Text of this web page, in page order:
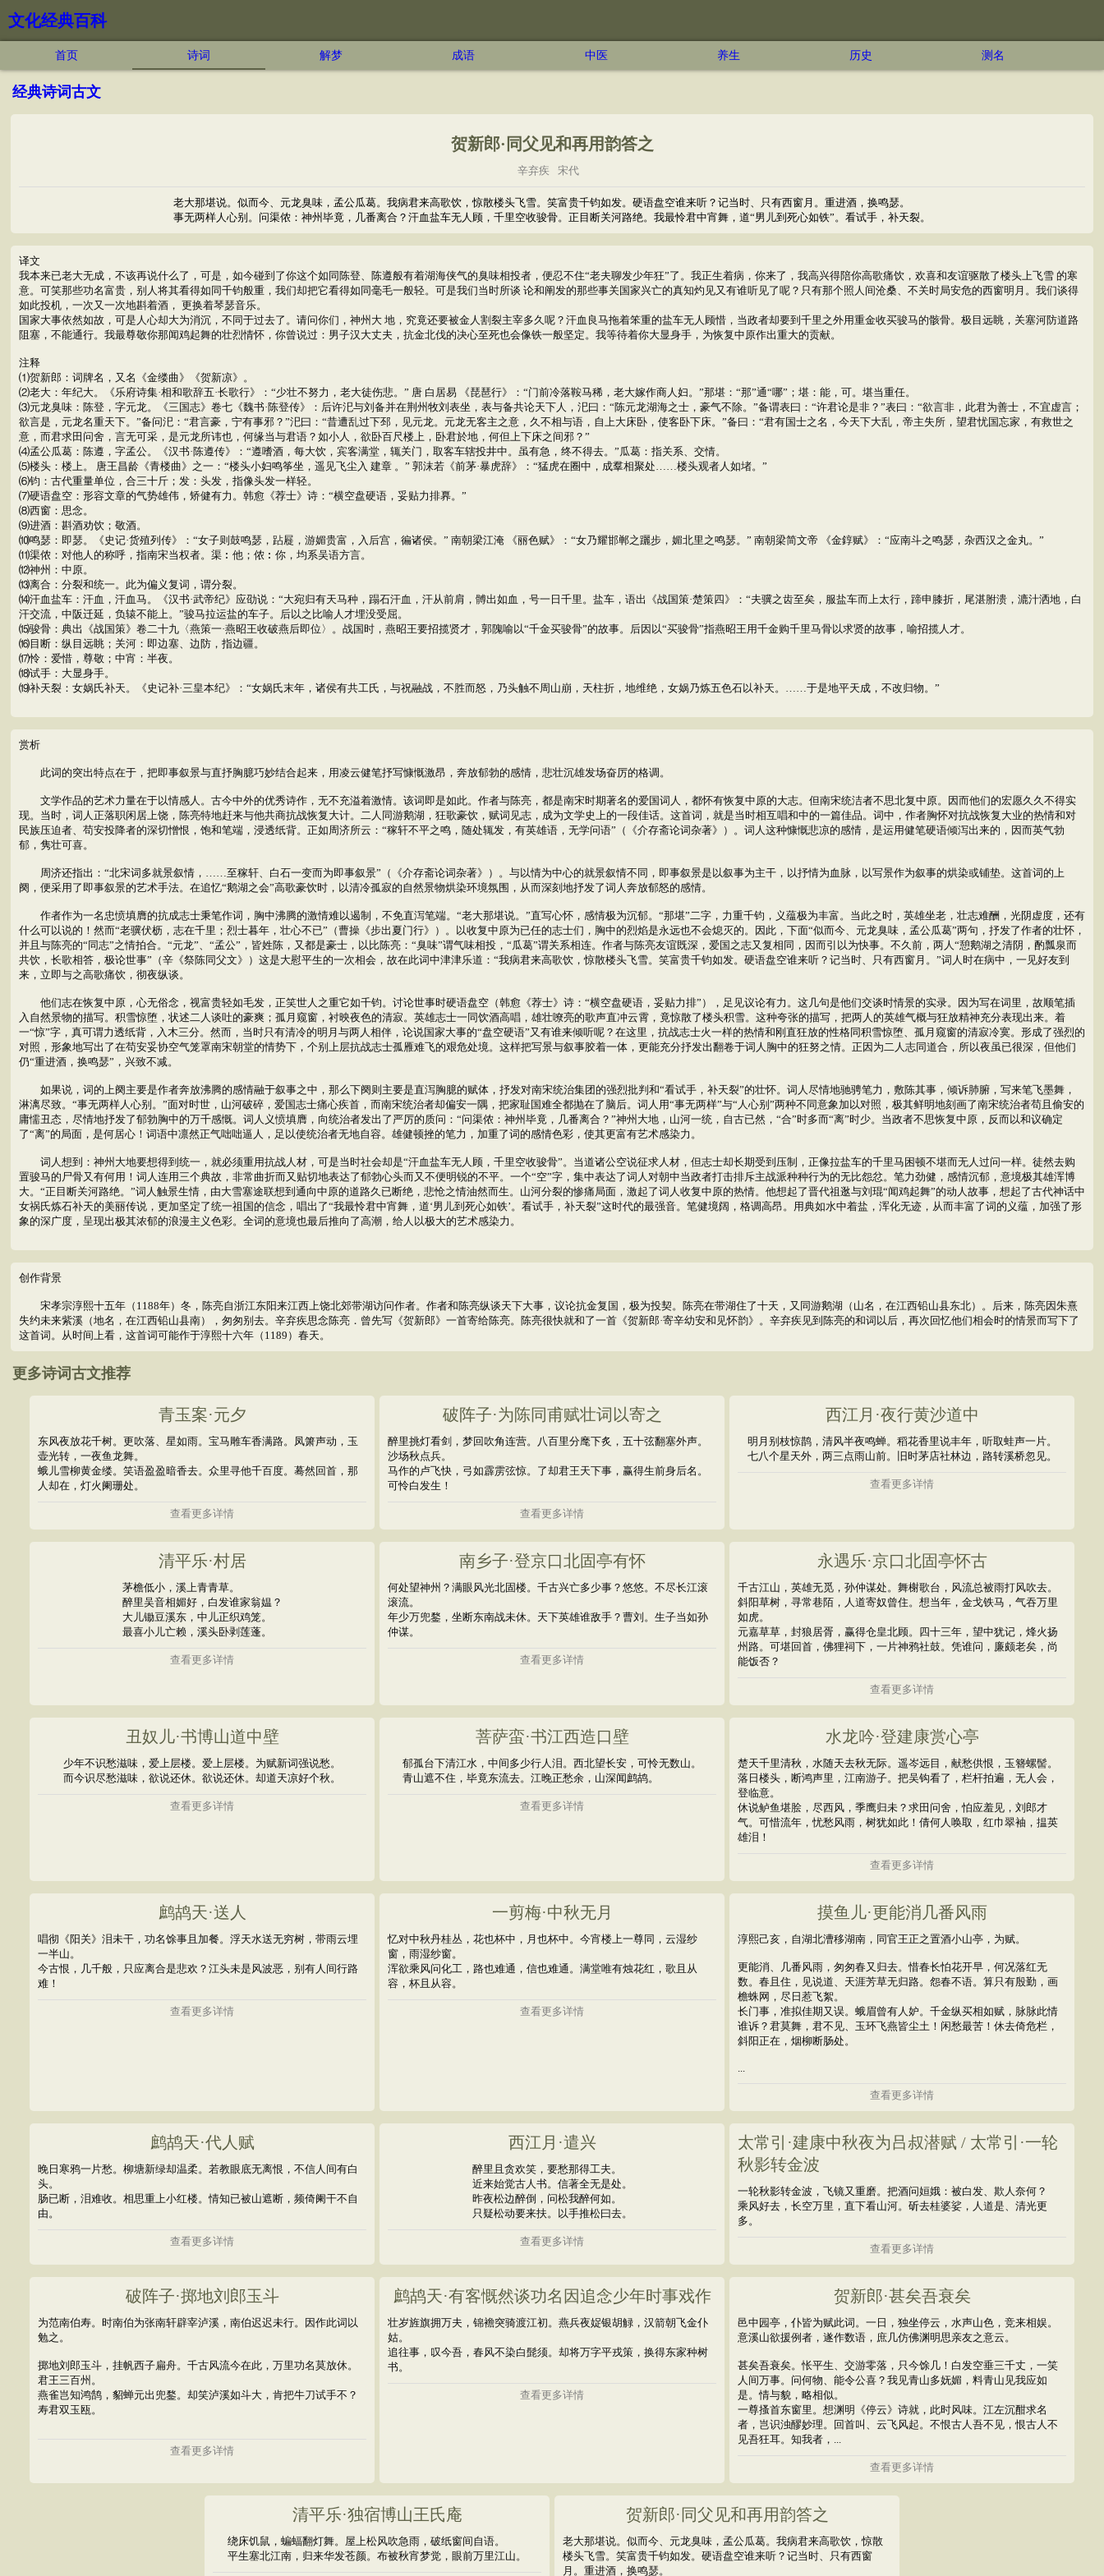
文化经典百科
首页 诗词 解梦 成语 中医 养生 历史 测名
经典诗词古文
贺新郎·同父见和再用韵答之
辛弃疾 宋代
老大那堪说。似而今、元龙臭味，孟公瓜葛。我病君来高歌饮，惊散楼头飞雪。笑富贵千钧如发。硬语盘空谁来听？记当时、只有西窗月。重进酒，换鸣瑟。
事无两样人心别。问渠侬：神州毕竟，几番离合？汗血盐车无人顾，千里空收骏骨。正目断关河路绝。我最怜君中宵舞，道“男儿到死心如铁”。看试手，补天裂。
译文
我本来已老大无成，不该再说什么了，可是，如今碰到了你这个如同陈登、陈遵般有着湖海侠气的臭味相投者，便忍不住“老夫聊发少年狂”了。我正生着病，你来了，我高兴得陪你高歌痛饮，欢喜和友谊驱散了楼头上飞雪 的寒
意。可笑那些功名富贵，别人将其看得如同千钧般重，我们却把它看得如同毫毛一般轻。可是我们当时所谈 论和阐发的那些事关国家兴亡的真知灼见又有谁听见了呢？只有那个照人间沧桑、不关时局安危的西窗明月。我们谈得
如此投机，一次又一次地斟着酒， 更换着琴瑟音乐。
国家大事依然如故，可是人心却大为消沉，不同于过去了。请问你们，神州大 地，究竟还要被金人割裂主宰多久呢？汗血良马拖着笨重的盐车无人顾惜，当政者却要到千里之外用重金收买骏马的骸骨。极目远眺，关塞河防道路
阻塞，不能通行。我最尊敬你那闻鸡起舞的壮烈情怀，你曾说过：男子汉大丈夫，抗金北伐的决心至死也会像铁一般坚定。我等待着你大显身手，为恢复中原作出重大的贡献。
注释
⑴贺新郎：词牌名，又名《金缕曲》《贺新凉》。
⑵老大：年纪大。《乐府诗集·相和歌辞五·长歌行》：“少壮不努力，老大徒伤悲。” 唐 白居易 《琵琶行》：“门前冷落鞍马稀，老大嫁作商人妇。”那堪：“那”通“哪”；堪：能，可。堪当重任。
⑶元龙臭味：陈登，字元龙。《三国志》卷七《魏书·陈登传》：后许汜与刘备并在荆州牧刘表坐，表与备共论天下人，汜曰：“陈元龙湖海之士，豪气不除。”备谓表曰：“许君论是非？”表曰：“欲言非，此君为善士，不宜虚言；
欲言是，元龙名重天下。”备问汜：“君言豪，宁有事邪？”汜曰：“昔遭乱过下邳，见元龙。元龙无客主之意，久不相与语，自上大床卧，使客卧下床。”备曰：“君有国士之名，今天下大乱，帝主失所，望君忧国忘家，有救世之
意，而君求田问舍，言无可采，是元龙所讳也，何缘当与君语？如小人，欲卧百尺楼上，卧君於地，何但上下床之间邪？”
⑷孟公瓜葛：陈遵，字孟公。《汉书·陈遵传》：“遵嗜酒，每大饮，宾客满堂，辄关门，取客车辖投井中。虽有急，终不得去。”瓜葛：指关系、交情。
⑸楼头：楼上。 唐王昌龄《青楼曲》之一：“楼头小妇鸣筝坐，遥见飞尘入 建章 。” 郭沫若《前茅·暴虎辞》：“猛虎在圈中，成羣相聚处……楼头观者人如堵。”
⑹钧：古代重量单位，合三十斤；发：头发，指像头发一样轻。
⑺硬语盘空：形容文章的气势雄伟，矫健有力。韩愈《荐士》诗：“横空盘硬语，妥贴力排奡。”
⑻西窗：思念。
⑼进酒：斟酒劝饮；敬酒。
⑽鸣瑟：即瑟。《史记·货殖列传》：“女子则鼓鸣瑟，跕屣，游媚贵富，入后宫，徧诸侯。” 南朝梁江淹 《丽色赋》：“女乃耀邯郸之躧步，媚北里之鸣瑟。” 南朝梁简文帝 《金錞赋》：“应南斗之鸣瑟，杂西汉之金丸。”
⑾渠侬：对他人的称呼，指南宋当权者。渠︰他；侬︰你，均系吴语方言。
⑿神州：中原。
⒀离合：分裂和统一。此为偏义复词，谓分裂。
⒁汗血盐车：汗血，汗血马。《汉书·武帝纪》应劭说：“大宛归有天马种，蹋石汗血，汗从前肩，髆出如血，号一日千里。盐车，语出《战国策·楚策四》：“夫骥之齿至矣，服盐车而上太行，蹄申膝折，尾湛胕溃，漉汁洒地，白
汗交流，中阪迁延，负辕不能上。”骏马拉运盐的车子。后以之比喻人才埋没受屈。
⒂骏骨：典出《战国策》卷二十九〈燕策一·燕昭王收破燕后即位〉。战国时，燕昭王要招揽贤才，郭隗喻以“千金买骏骨”的故事。后因以“买骏骨”指燕昭王用千金购千里马骨以求贤的故事，喻招揽人才。
⒃目断：纵目远眺；关河：即边塞、边防，指边疆。
⒄怜：爱惜，尊敬；中宵：半夜。
⒅试手：大显身手。
⒆补天裂：女娲氏补天。《史记补·三皇本纪》：“女娲氏末年，诸侯有共工氏，与祝融战，不胜而怒，乃头触不周山崩，天柱折，地维绝，女娲乃炼五色石以补天。……于是地平天成，不改归物。”
赏析
此词的突出特点在于，把即事叙景与直抒胸臆巧妙结合起来，用凌云健笔抒写慷慨激昂，奔放郁勃的感情，悲壮沉雄发场奋厉的格调。
文学作品的艺术力量在于以情感人。古今中外的优秀诗作，无不充溢着激情。该词即是如此。作者与陈亮，都是南宋时期著名的爱国词人，都怀有恢复中原的大志。但南宋统洁者不思北复中原。因而他们的宏愿久久不得实
现。当时，词人正落职闲居上饶，陈亮特地赶来与他共商抗战恢复大计。二人同游鹅湖，狂歌豪饮，赋词见志，成为文学史上的一段佳话。这首词，就是当时相互唱和中的一篇佳品。词中，作者胸怀对抗战恢复大业的热情和对
民族压迫者、苟安投降者的深切憎恨，饱和笔端，浸透纸背。正如周济所云：“稼轩不平之鸣，随处辄发，有英雄语，无学问语”（《介存斋论词杂著》）。词人这种慷慨悲凉的感情，是运用健笔硬语倾泻出来的，因而英气勃
郁，隽壮可喜。
周济还指出：“北宋词多就景叙情，……至稼轩、白石一变而为即事叙景”（《介存斋论词杂著》）。与以情为中心的就景叙情不同，即事叙景是以叙事为主干，以抒情为血脉，以写景作为叙事的烘染或铺垫。这首词的上
阕，便采用了即事叙景的艺术手法。在追忆“鹅湖之会”高歌豪饮时，以清冷孤寂的自然景物烘染环境氛围，从而深刻地抒发了词人奔放郁怒的感情。
作者作为一名忠愤填膺的抗成志士秉笔作词，胸中沸腾的激情难以遏制，不免直泻笔端。“老大那堪说。”直写心怀，感情极为沉郁。“那堪”二字，力重千钧，义蕴极为丰富。当此之时，英雄坐老，壮志难酬，光阴虚度，还有
什么可以说的！然而“老骥伏枥，志在千里；烈士暮年，壮心不已”（曹操《步出夏门行》）。以收复中原为已任的志士们，胸中的烈焰是永远也不会熄灭的。因此，下面“似而今、元龙臭味，孟公瓜葛”两句，抒发了作者的壮怀，
并且与陈亮的“同志”之情拍合。“元龙”、“孟公”，皆姓陈，又都是豪士，以比陈亮：“臭味”谓气味相投，“瓜葛”谓关系相连。作者与陈亮友谊既深，爱国之志又复相同，因而引以为快事。不久前，两人“憩鹅湖之清阴，酌瓢泉而
共饮，长歌相答，极论世事”（辛《祭陈同父文》）这是大慰平生的一次相会，故在此词中津津乐道：“我病君来高歌饮，惊散楼头飞雪。笑富贵千钧如发。硬语盘空谁来听？记当时、只有西窗月。”词人时在病中，一见好友到
来，立即与之高歌痛饮，彻夜纵谈。
他们志在恢复中原，心无俗念，视富贵轻如毛发，正笑世人之重它如千钧。讨论世事时硬语盘空（韩愈《荐士》诗：“横空盘硬语，妥贴力排”），足见议论有力。这几句是他们交谈时情景的实录。因为写在词里，故顺笔插
入自然景物的描写。积雪惊堕，状述二人谈吐的豪爽；孤月窥窗，衬映夜色的清寂。英雄志士一同饮酒高唱，雄壮嘹亮的歌声直冲云霄，竟惊散了楼头积雪。这种夸张的描写，把两人的英雄气概与狂放精神充分表现出来。着
一“惊”字，真可谓力透纸背，入木三分。然而，当时只有清冷的明月与两人相伴，论说国家大事的“盘空硬语”又有谁来倾听呢？在这里，抗战志士火一样的热情和刚直狂放的性格同积雪惊堕、孤月窥窗的清寂冷寞。形成了强烈的
对照，形象地写出了在苟安妥协空气笼罩南宋朝堂的情势下，个别上层抗战志士孤雁难飞的艰危处境。这样把写景与叙事胶着一体，更能充分抒发出翻卷于词人胸中的狂努之情。正因为二人志同道合，所以夜虽已很深，但他们
仍“重进酒，换鸣瑟”，兴致不减。
如果说，词的上阕主要是作者奔放沸腾的感情融于叙事之中，那么下阕则主要是直泻胸臆的赋体，抒发对南宋统治集团的强烈批判和“看试手，补天裂”的壮怀。词人尽情地驰骋笔力，敷陈其事，倾诉肺腑，写来笔飞墨舞，
淋漓尽致。“事无两样人心别。”面对时世，山河破碎，爱国志士痛心疾首，而南宋统治者却偏安一隅，把家耻国难全都抛在了脑后。词人用“事无两样”与“人心别”两种不同意象加以对照，极其鲜明地刻画了南宋统治者苟且偷安的
庸懦丑态，尽情地抒发了郁勃胸中的万千感慨。词人义愤填膺，向统治者发出了严厉的质问：“问渠侬：神州毕竟，几番离合？”神州大地，山河一统，自古已然，“合”时多而“离”时少。当政者不思恢复中原，反而以和议确定
了“离”的局面，是何居心！词语中凛然正气咄咄逼人，足以使统治者无地自容。雄健顿挫的笔力，加重了词的感情色彩，使其更富有艺术感染力。
词人想到：神州大地要想得到统一，就必须重用抗战人材，可是当时社会却是“汗血盐车无人顾，千里空收骏骨”。当道诸公空说征求人材，但志士却长期受到压制，正像拉盐车的千里马困顿不堪而无人过问一样。徒然去购
置骏马的尸骨又有何用！词人连用三个典故，非常曲折而又贴切地表达了郁勃心头而又不便明锐的不平。一个“空”字，集中表达了词人对朝中当政者打击排斥主战派种种行为的无比怨忿。笔力劲健，感情沉郁，意境极其雄浑博
大。“正目断关河路绝。”词人触景生情，由大雪塞途联想到通向中原的道路久已断绝，悲怆之情油然而生。山河分裂的惨痛局面，激起了词人收复中原的热情。他想起了晋代祖逖与刘琨“闻鸡起舞”的动人故事，想起了古代神话中
女祸氏炼石补天的美丽传说，更加坚定了统一祖国的信念，唱出了“我最怜君中宵舞，道‘男儿到死心如铁’。看试手，补天裂”这时代的最强音。笔健境阔，格调高昂。用典如水中着盐，浑化无迹，从而丰富了词的义蕴，加强了形
象的深广度，呈现出极其浓郁的浪漫主义色彩。全词的意境也最后推向了高潮，给人以极大的艺术感染力。
创作背景
宋孝宗淳熙十五年（1188年）冬，陈亮自浙江东阳来江西上饶北郊带湖访问作者。作者和陈亮纵谈天下大事，议论抗金复国，极为投契。陈亮在带湖住了十天，又同游鹅湖（山名，在江西铅山县东北）。后来，陈亮因朱熹
失约未来紫溪（地名，在江西铅山县南），匆匆别去。辛弃疾思念陈亮．曾先写《贺新郎》一首寄给陈亮。陈亮很快就和了一首《贺新郎·寄辛幼安和见怀韵》。辛弃疾见到陈亮的和词以后，再次回忆他们相会时的情景而写下了
这首词。从时间上看，这首词可能作于淳熙十六年（1189）春天。
更多诗词古文推荐
青玉案·元夕
东风夜放花千树。更吹落、星如雨。宝马雕车香满路。凤箫声动，玉
壶光转，一夜鱼龙舞。
蛾儿雪柳黄金缕。笑语盈盈暗香去。众里寻他千百度。蓦然回首，那
人却在，灯火阑珊处。
查看更多详情
破阵子·为陈同甫赋壮词以寄之
醉里挑灯看剑，梦回吹角连营。八百里分麾下炙，五十弦翻塞外声。
沙场秋点兵。
马作的卢飞快，弓如霹雳弦惊。了却君王天下事，赢得生前身后名。
可怜白发生！
查看更多详情
西江月·夜行黄沙道中
明月别枝惊鹊，清风半夜鸣蝉。稻花香里说丰年，听取蛙声一片。
七八个星天外，两三点雨山前。旧时茅店社林边，路转溪桥忽见。
查看更多详情
清平乐·村居
茅檐低小，溪上青青草。
醉里吴音相媚好，白发谁家翁媪？
大儿锄豆溪东，中儿正织鸡笼。
最喜小儿亡赖，溪头卧剥莲蓬。
查看更多详情
南乡子·登京口北固亭有怀
何处望神州？满眼风光北固楼。千古兴亡多少事？悠悠。不尽长江滚
滚流。
年少万兜鍪，坐断东南战未休。天下英雄谁敌手？曹刘。生子当如孙
仲谋。
查看更多详情
永遇乐·京口北固亭怀古
千古江山，英雄无觅，孙仲谋处。舞榭歌台，风流总被雨打风吹去。
斜阳草树，寻常巷陌，人道寄奴曾住。想当年，金戈铁马，气吞万里
如虎。
元嘉草草，封狼居胥，赢得仓皇北顾。四十三年，望中犹记，烽火扬
州路。可堪回首，佛狸祠下，一片神鸦社鼓。凭谁问，廉颇老矣，尚
能饭否？
查看更多详情
丑奴儿·书博山道中壁
少年不识愁滋味，爱上层楼。爱上层楼。为赋新词强说愁。
而今识尽愁滋味，欲说还休。欲说还休。却道天凉好个秋。
查看更多详情
菩萨蛮·书江西造口壁
郁孤台下清江水，中间多少行人泪。西北望长安，可怜无数山。
青山遮不住，毕竟东流去。江晚正愁余，山深闻鹧鸪。
查看更多详情
水龙吟·登建康赏心亭
楚天千里清秋，水随天去秋无际。遥岑远目，献愁供恨，玉簪螺髻。
落日楼头，断鸿声里，江南游子。把吴钩看了，栏杆拍遍，无人会，
登临意。
休说鲈鱼堪脍，尽西风，季鹰归未？求田问舍，怕应羞见，刘郎才
气。可惜流年，忧愁风雨，树犹如此！倩何人唤取，红巾翠袖，揾英
雄泪！
查看更多详情
鹧鸪天·送人
唱彻《阳关》泪未干，功名馀事且加餐。浮天水送无穷树，带雨云埋
一半山。
今古恨，几千般，只应离合是悲欢？江头未是风波恶，别有人间行路
难！
查看更多详情
一剪梅·中秋无月
忆对中秋丹桂丛，花也杯中，月也杯中。今宵楼上一尊同，云湿纱
窗，雨湿纱窗。
浑欲乘风问化工，路也难通，信也难通。满堂唯有烛花红，歌且从
容，杯且从容。
查看更多详情
摸鱼儿·更能消几番风雨
淳熙己亥，自湖北漕移湖南，同官王正之置酒小山亭，为赋。
更能消、几番风雨，匆匆春又归去。惜春长怕花开早，何况落红无
数。春且住，见说道、天涯芳草无归路。怨春不语。算只有殷勤，画
檐蛛网，尽日惹飞絮。
长门事，准拟佳期又误。蛾眉曾有人妒。千金纵买相如赋，脉脉此情
谁诉？君莫舞，君不见、玉环飞燕皆尘土！闲愁最苦！休去倚危栏，
斜阳正在，烟柳断肠处。
...
查看更多详情
鹧鸪天·代人赋
晚日寒鸦一片愁。柳塘新绿却温柔。若教眼底无离恨，不信人间有白
头。
肠已断，泪难收。相思重上小红楼。情知已被山遮断，频倚阑干不自
由。
查看更多详情
西江月·遣兴
醉里且贪欢笑，要愁那得工夫。
近来始觉古人书。信著全无是处。
昨夜松边醉倒，问松我醉何如。
只疑松动要来扶。以手推松曰去。
查看更多详情
太常引·建康中秋夜为吕叔潜赋 / 太常引·一轮
秋影转金波
一轮秋影转金波，飞镜又重磨。把酒问姮娥：被白发、欺人奈何？
乘风好去，长空万里，直下看山河。斫去桂婆娑，人道是、清光更
多。
查看更多详情
破阵子·掷地刘郎玉斗
为范南伯寿。时南伯为张南轩辟宰泸溪，南伯迟迟未行。因作此词以
勉之。
掷地刘郎玉斗，挂帆西子扁舟。千古风流今在此，万里功名莫放休。
君王三百州。
燕雀岂知鸿鹄，貂蝉元出兜鍪。却笑泸溪如斗大，肯把牛刀试手不？
寿君双玉瓯。
查看更多详情
鹧鸪天·有客慨然谈功名因追念少年时事戏作
壮岁旌旗拥万夫，锦襜突骑渡江初。燕兵夜娖银胡觮，汉箭朝飞金仆
姑。
追往事，叹今吾，春风不染白髭须。却将万字平戎策，换得东家种树
书。
查看更多详情
贺新郎·甚矣吾衰矣
邑中园亭，仆皆为赋此词。一日，独坐停云，水声山色，竞来相娱。
意溪山欲援例者，遂作数语，庶几仿佛渊明思亲友之意云。
甚矣吾衰矣。怅平生、交游零落，只今馀几！白发空垂三千丈，一笑
人间万事。问何物、能令公喜？我见青山多妩媚，料青山见我应如
是。情与貌，略相似。
一尊搔首东窗里。想渊明《停云》诗就，此时风味。江左沉酣求名
者，岂识浊醪妙理。回首叫、云飞风起。不恨古人吾不见，恨古人不
见吾狂耳。知我者，...
查看更多详情
清平乐·独宿博山王氏庵
绕床饥鼠，蝙蝠翻灯舞。屋上松风吹急雨，破纸窗间自语。
平生塞北江南，归来华发苍颜。布被秋宵梦觉，眼前万里江山。
贺新郎·同父见和再用韵答之
老大那堪说。似而今、元龙臭味，孟公瓜葛。我病君来高歌饮，惊散
楼头飞雪。笑富贵千钧如发。硬语盘空谁来听？记当时、只有西窗
月。重进酒，换鸣瑟。